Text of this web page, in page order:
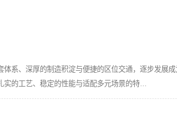
系、深厚的制造积淀与便捷的区位交通，逐步发展
的工艺、稳定的性能与适配多元场景的特…